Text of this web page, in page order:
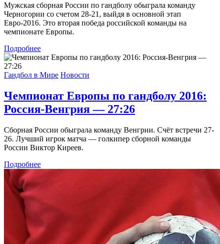
Мужская сборная России по гандболу обыграла команду
Черногории со счетом 28-21, выйдя в основной этап
Евро-2016. Это вторая победа российской команды на
чемпионате Европы.
Подробнее
Гандбол в Мире Новости
Чемпионат Европы по гандболу 2016:
Россия-Венгрия — 27:26
Сборная России обыграла команду Венгрии. Счёт встречи 27-
26. Лучший игрок матча — голкипер сборной команды
России Виктор Киреев.
Подробнее